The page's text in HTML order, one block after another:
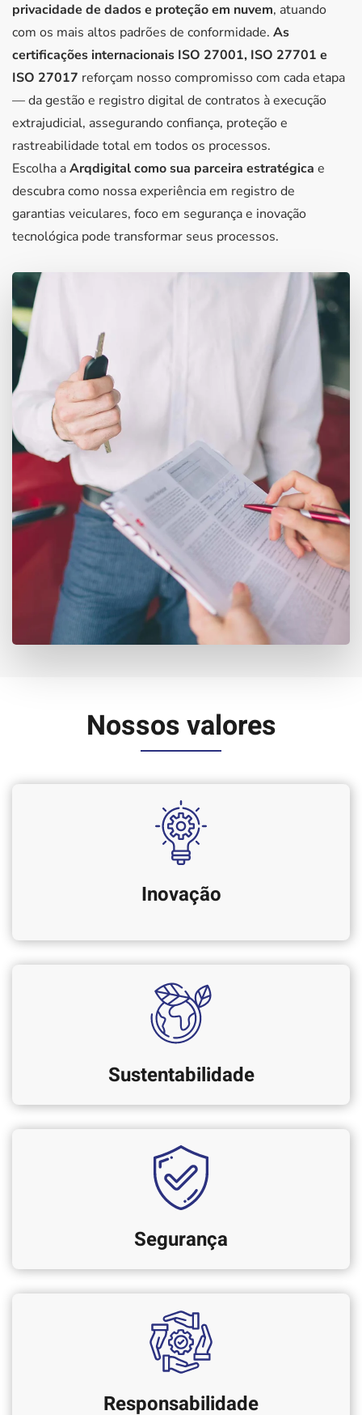
privacidade de dados e proteção em nuvem, atuando
com os mais altos padrões de conformidade. As
certificações internacionais ISO 27001, ISO 27701 e
ISO 27017 reforçam nosso compromisso com cada etapa
— da gestão e registro digital de contratos à execução
extrajudicial, assegurando confiança, proteção e
rastreabilidade total em todos os processos.
Escolha aArqdigital como sua parceira estratégica e
descubra como nossa experiência em registro de
garantias veiculares, foco em segurança e inovação
tecnológica pode transformar seus processos.
Nossos valores
Inovação
Sustentabilidade
Segurança
Responsabilidade